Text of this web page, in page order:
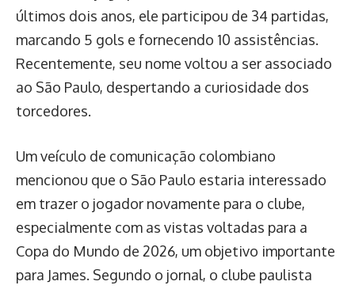
últimos dois anos, ele participou de 34 partidas,
marcando 5 gols e fornecendo 10 assistências.
Recentemente, seu nome voltou a ser associado
ao São Paulo, despertando a curiosidade dos
torcedores.
Um veículo de comunicação colombiano
mencionou que o São Paulo estaria interessado
em trazer o jogador novamente para o clube,
especialmente com as vistas voltadas para a
Copa do Mundo de 2026, um objetivo importante
para James. Segundo o jornal, o clube paulista